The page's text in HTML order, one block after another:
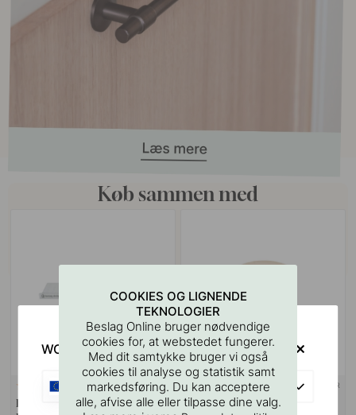
Køb sammen med
Boreskabelonen til Greb &
4 + FARVER
Knop Circum - 33mm -
COOKIES OG LIGNENDE
TEKNOLOGIER
Beslag Online bruger nødvendige
cookies for, at webstedet fungerer.
Med dit samtykke bruger vi også
cookies til analyse og statistik samt
markedsføring. Du kan acceptere
alle, afvise alle eller tilpasse dine valg.
WOULD YOU RATHER VISIT?
EU